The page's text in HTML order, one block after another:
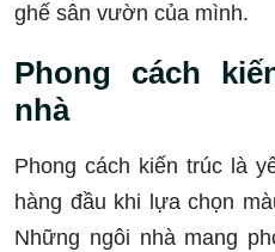
ghế sân vườn của mình.
Phong cách
nhà
Phong cách kiến trúc là
hàng đầu khi lựa chọn
Những ngôi nhà mang